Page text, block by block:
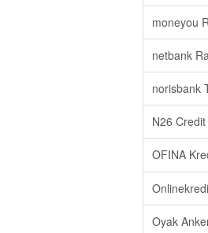
moneyou
netbank
norisbank
N26 Credit
OFINA
Oyak